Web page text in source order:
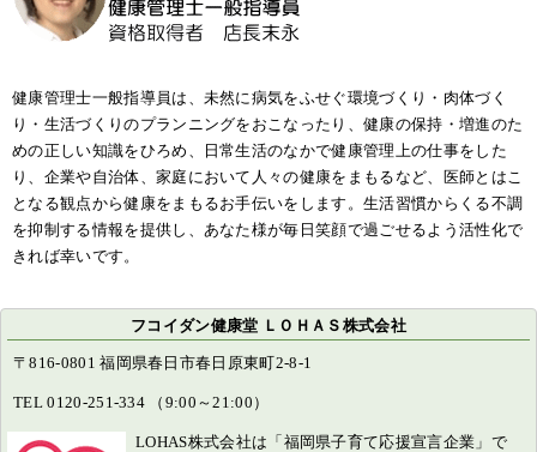
健康管理士一般指導員は、未然に病気をふせぐ環境づくり・肉体づく
り・生活づくりのプランニングをおこなったり、健康の保持・増進のた
めの正しい知識をひろめ、日常生活のなかで健康管理上の仕事をした
り、企業や自治体、家庭において人々の健康をまもるなど、医師とはこ
となる観点から健康をまもるお手伝いをします。生活習慣からくる不調
を抑制する情報を提供し、あなた様が毎日笑顔で過ごせるよう活性化で
きれば幸いです。
フコイダン健康堂 ＬＯＨＡＳ株式会社
〒816-0801 福岡県春日市春日原東町2-8-1
TEL 0120-251-334 （9:00～21:00）
LOHAS株式会社は「福岡県子育て応援宣言企業」で